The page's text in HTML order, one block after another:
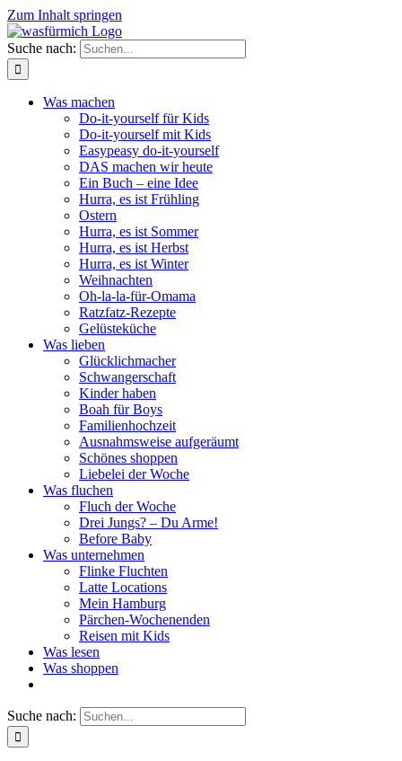
Zum Inhalt springen
Suche nach:
Was machen
Do-it-yourself für Kids
Do-it-yourself mit Kids
Easypeasy do-it-yourself
DAS machen wir heute
Ein Buch – eine Idee
Hurra, es ist Frühling
Ostern
Hurra, es ist Sommer
Hurra, es ist Herbst
Hurra, es ist Winter
Weihnachten
Oh-la-la-für-Omama
Ratzfatz-Rezepte
Gelüsteküche
Was lieben
Glücklichmacher
Schwangerschaft
Kinder haben
Boah für Boys
Familienhochzeit
Ausnahmsweise aufgeräumt
Schönes shoppen
Liebelei der Woche
Was fluchen
Fluch der Woche
Drei Jungs? – Du Arme!
Before Baby
Was unternehmen
Flinke Fluchten
Latte Locations
Mein Hamburg
Pärchen-Wochenenden
Reisen mit Kids
Was lesen
Was shoppen
Suche nach: